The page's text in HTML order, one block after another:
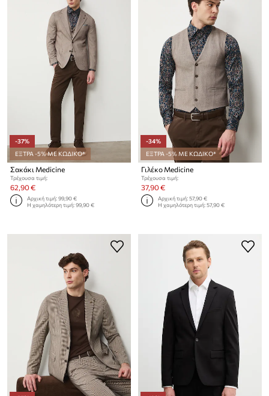
-37%
ΕΞΤΡΑ -5% ΜΕ ΚΩΔΙΚΟ*
Σακάκι Medicine
Τρέχουσα τιμή:
62,90 €
Αρχική τιμή:99,90 €
Η χαμηλότερη τιμή:99,90 €
-34%
ΕΞΤΡΑ -5% ΜΕ ΚΩΔΙΚΟ*
Γιλέκο Medicine
Τρέχουσα τιμή:
37,90 €
Αρχική τιμή:57,90 €
Η χαμηλότερη τιμή:57,90 €